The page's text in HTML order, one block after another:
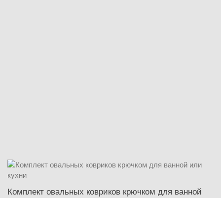
Комплект овальных ковриков крючком для ванной